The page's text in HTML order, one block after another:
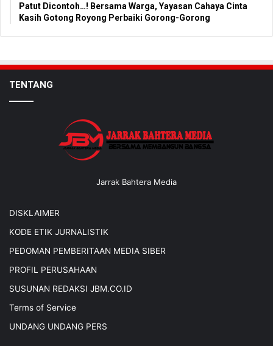
Patut Dicontoh…! Bersama Warga, Yayasan Cahaya Cinta
Kasih Gotong Royong Perbaiki Gorong-Gorong
TENTANG
Jarrak Bahtera Media
DISKLAIMER
KODE ETIK JURNALISTIK
PEDOMAN PEMBERITAAN MEDIA SIBER
PROFIL PERUSAHAAN
SUSUNAN REDAKSI JBM.CO.ID
Terms of Service
UNDANG UNDANG PERS